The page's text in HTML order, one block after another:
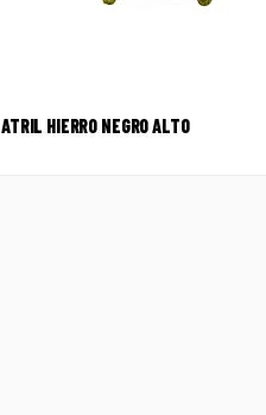
ATRIL HIERRO NEGRO ALTO